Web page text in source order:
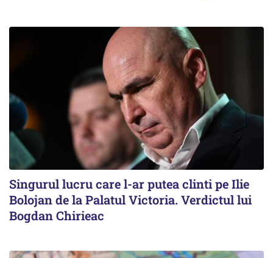
Singurul lucru care l-ar putea clinti pe Ilie
Bolojan de la Palatul Victoria. Verdictul lui
Bogdan Chirieac